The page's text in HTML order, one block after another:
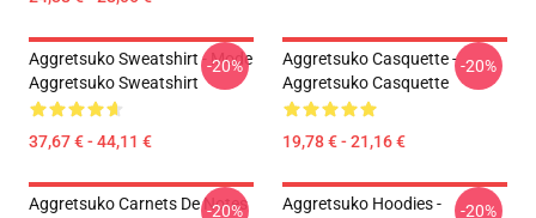
Aggretsuko Sweatshirt - Mode
Aggretsuko Sweatshirt
37,67 € - 44,11 €
-20%
Aggretsuko Casquette -
Aggretsuko Casquette
19,78 € - 21,16 €
-20%
Aggretsuko Carnets De Notes
-20%
Aggretsuko Hoodies -
-20%